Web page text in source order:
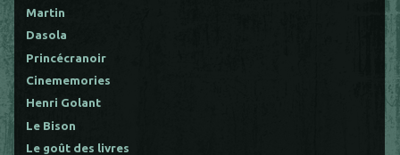
Martin
Dasola
Princécranoir
Cinememories
Henri Golant
Le Bison
Le goût des livres